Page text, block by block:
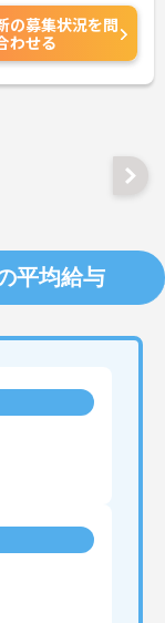
詳
の募集状況を問
わせる
平均給与